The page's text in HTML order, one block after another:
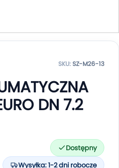
SKU:SZ-M26-13
DN 7.2
Dostępny
Wysyłka: 1-2 dni robocze